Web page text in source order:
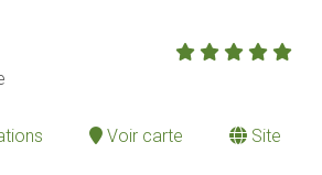
Voir carte
Site